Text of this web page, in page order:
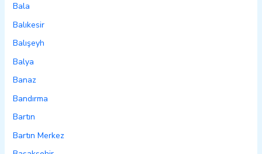
Bala
Balıkesir
Balışeyh
Balya
Banaz
Bandırma
Bartın
Bartın Merkez